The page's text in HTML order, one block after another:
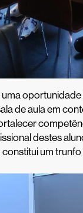
de aula em
destes
um